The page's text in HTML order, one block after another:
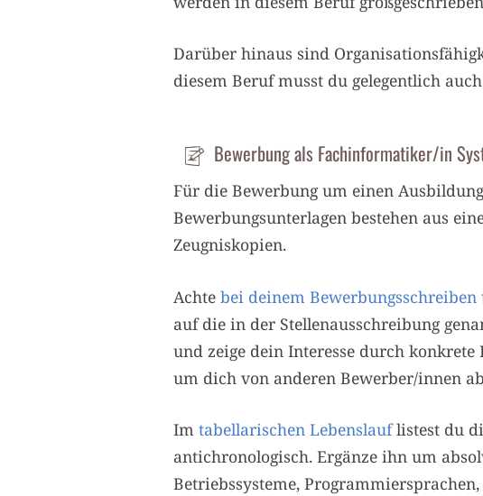
Darüber hinaus sind
diesem Beruf musst du gelegentlich
Bewerbung als Fachinformatiker/in
Für die Bewerbung um einen
Bewerbungsunterlagen bestehen aus
Zeugniskopien.
Achte bei deinem Bewerbungsschreiben
auf die in der Stellenausschreibung
und zeige dein Interesse durch
um dich von anderen Bewerber/innen
Im tabellarischen Lebenslauflistest du
antichronologisch. Ergänze ihn um
Betriebssysteme,